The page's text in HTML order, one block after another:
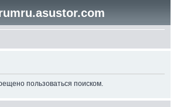
пользоваться поиском.